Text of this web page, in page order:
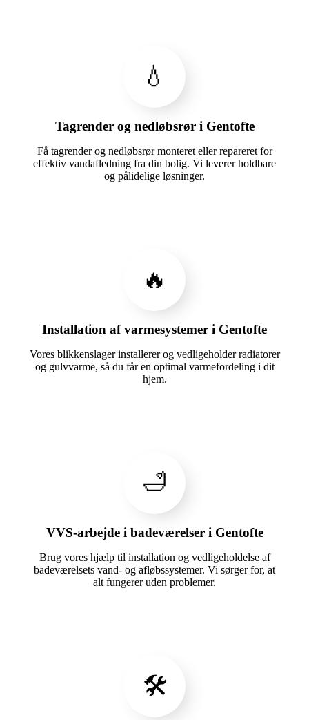
💧
Tagrender og nedløbsrør i Gentofte
Få tagrender og nedløbsrør monteret eller repareret for
effektiv vandafledning fra din bolig. Vi leverer holdbare
og pålidelige løsninger.
🔥
Installation af varmesystemer i Gentofte
Vores blikkenslager installerer og vedligeholder radiatorer
og gulvvarme, så du får en optimal varmefordeling i dit
hjem.
🛁
VVS-arbejde i badeværelser i Gentofte
Brug vores hjælp til installation og vedligeholdelse af
badeværelsets vand- og afløbssystemer. Vi sørger for, at
alt fungerer uden problemer.
🛠️